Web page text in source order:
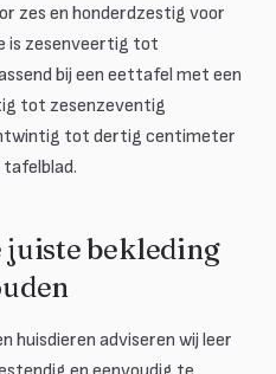
zes en honderdzestig voor
is zesenveertig tot
bij een eettafel met een
tot zesenzeventig
tot dertig centimeter
juiste bekleding
huisdieren adviseren wij leer